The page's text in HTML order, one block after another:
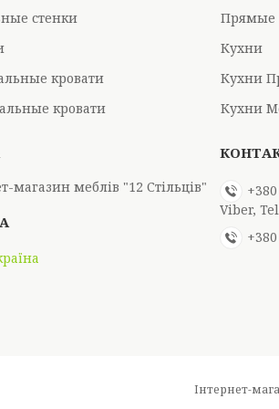
стенки
кровати
кровати
Прямые
Кухни
Кухни
Кухни
магазин меблів "12 Стільців"
Viber,